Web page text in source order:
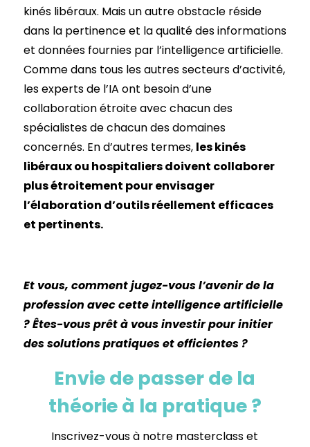
kinés libéraux. Mais un autre obstacle réside
dans la pertinence et la qualité des informations
et données fournies par l’intelligence artificielle.
Comme dans tous les autres secteurs d’activité,
les experts de l’IA ont besoin d’une
collaboration étroite avec chacun des
spécialistes de chacun des domaines
concernés. En d’autres termes, les kinés
libéraux ou hospitaliers doivent collaborer
plus étroitement pour envisager
l’élaboration d’outils réellement efficaces
et pertinents.
Et vous, comment jugez-vous l’avenir de la
profession avec cette intelligence artificielle
? Êtes-vous prêt à vous investir pour initier
des solutions pratiques et efficientes ?
Envie de passer de la
théorie à la pratique ?
Inscrivez-vous à notre masterclass et